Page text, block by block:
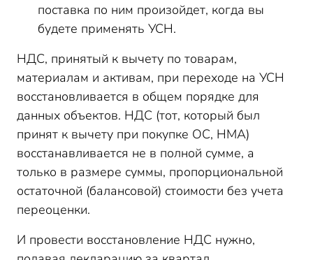
поставка по ним произойдет, когда вы
будете применять УСН.
НДС, принятый к вычету по товарам,
материалам и активам, при переходе на УСН
восстановливается в общем порядке для
данных объектов. НДС (тот, который был
принят к вычету при покупке ОС, НМА)
восстанавливается не в полной сумме, а
только в размере суммы, пропорциональной
остаточной (балансовой) стоимости без учета
переоценки.
И провести восстановление НДС нужно,